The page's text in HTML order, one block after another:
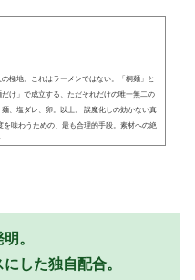
極地。これはラーメンではない。「桐麺」と
け」で成立する、ただそれだけの唯一無二の
、塩ダレ、卵。以上。 誤魔化しの効かない真
を味わうための、最も合理的手段。素材への絶
ュー。
。
した独自配合。